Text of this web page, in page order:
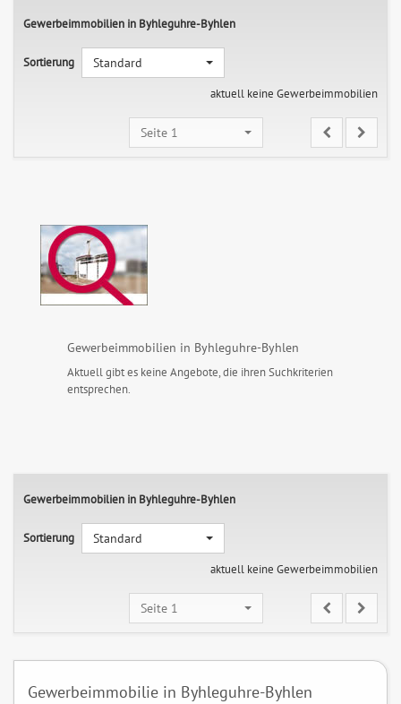
Gewerbeimmobilien in Byhleguhre-Byhlen
Sortierung
Standard
aktuell keine Gewerbeimmobilien
Seite 1
Gewerbeimmobilien in Byhleguhre-Byhlen
Aktuell gibt es keine Angebote, die ihren Suchkriterien
entsprechen.
Gewerbeimmobilien in Byhleguhre-Byhlen
Sortierung
Standard
aktuell keine Gewerbeimmobilien
Seite 1
Gewerbeimmobilie in Byhleguhre-Byhlen